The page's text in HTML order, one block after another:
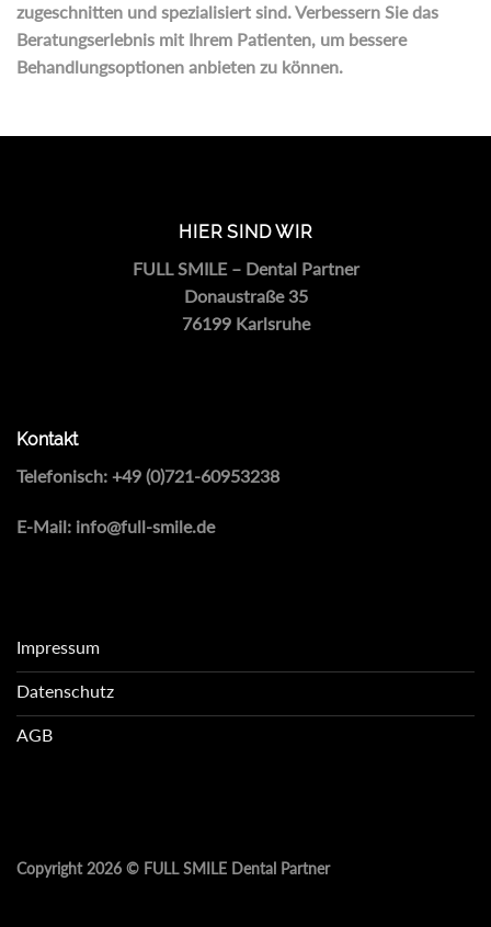
zugeschnitten und spezialisiert sind. Verbessern Sie das
Beratungserlebnis mit Ihrem Patienten, um bessere
Behandlungsoptionen anbieten zu können.
HIER SIND WIR
FULL SMILE – Dental Partner
Donaustraße 35
76199 Karlsruhe
Kontakt
Telefonisch: +49 (0)721-60953238
E-Mail: info@full-smile.de
Impressum
Datenschutz
AGB
Copyright 2026 © FULL SMILE Dental Partner